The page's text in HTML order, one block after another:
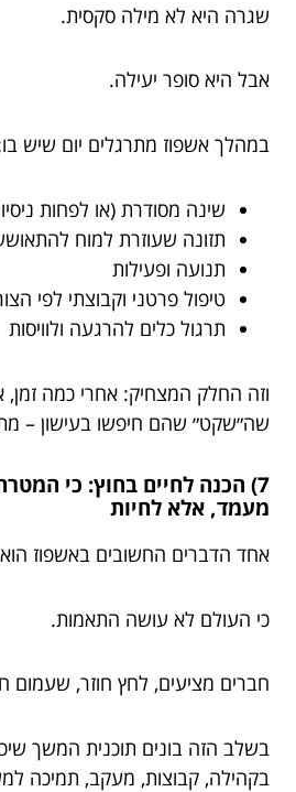
שגרה היא לא מילה סקסית.
אבל היא סופר יעילה.
במהלך אשפוז מתרגלים יום שיש
שינה מסודרת (או לפחות
תזונה שעוזרת למוח
תנועה ופעילות
טיפול פרטני וקבוצתי לפי
תרגול כלים להרגעה ולוויסות
וזה החלק המצחיק: אחרי כמה זמן,
שה״שקט״ שהם חיפשו בעישון –
7) הכנה לחיים בחוץ: כי
מעמד, אלא לחיות
אחד הדברים החשובים באשפוז הוא
כי העולם לא עושה התאמות.
חברים מציעים, לחץ חוזר, שעמום
בשלב הזה בונים תוכנית המשך
בקהילה, קבוצות, מעקב, תמיכה